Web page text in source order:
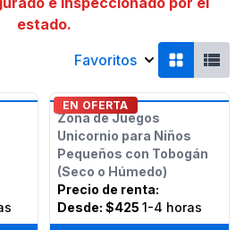
estado.
Favoritos
EN OFERTA
Zona de Juegos
Unicornio para Niños
Pequeños con Tobogán
(Seco o Húmedo)
Precio de renta:
Desde: $425 1-4 horas